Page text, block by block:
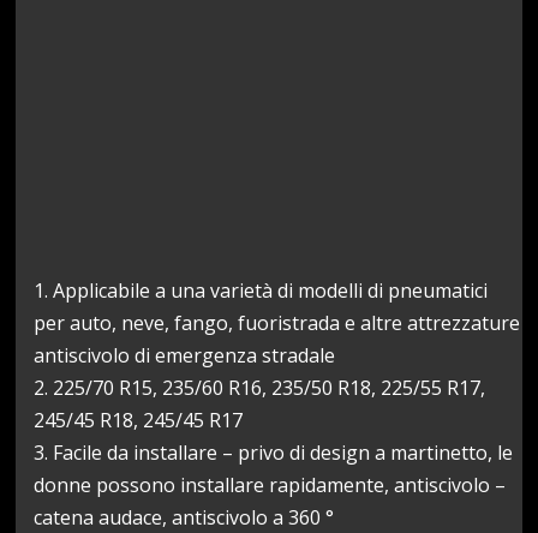
1. Applicabile a una varietà di modelli di pneumatici
per auto, neve, fango, fuoristrada e altre attrezzature
antiscivolo di emergenza stradale
2. 225/70 R15, 235/60 R16, 235/50 R18, 225/55 R17,
245/45 R18, 245/45 R17
3. Facile da installare – privo di design a martinetto, le
donne possono installare rapidamente, antiscivolo –
catena audace, antiscivolo a 360 °